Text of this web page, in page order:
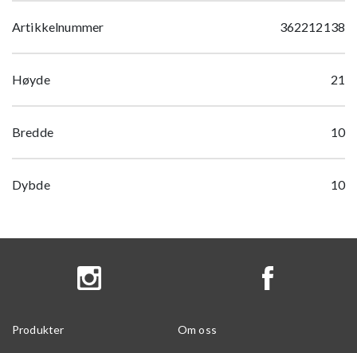
Artikkelnummer 362212138
Høyde 21
Bredde 10
Dybde 10
Produkter Om oss